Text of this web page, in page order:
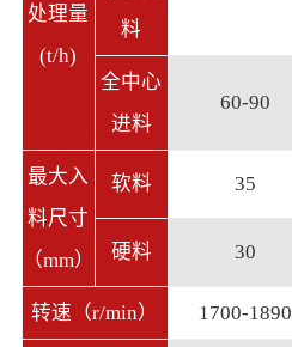
处理量
(t/h)
料
全中心
进料
60-90
最大入
料尺寸
（mm）
软料 35
硬料 30
转速（r/min） 1700-1890